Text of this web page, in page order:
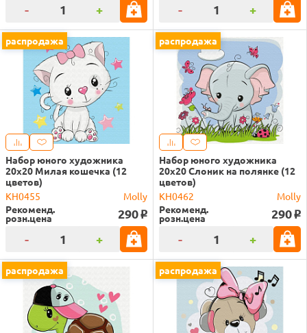
- + - +
распродажа
Набор юного художника
20х20 Милая кошечка (12
цветов)
KH0455
Molly
Рекоменд.
розн.цена 290 o
- +
распродажа
Набор юного художника
20х20 Слоник на полянке (12
цветов)
KH0462
Molly
Рекоменд.
розн.цена 290 o
- +
распродажа распродажа